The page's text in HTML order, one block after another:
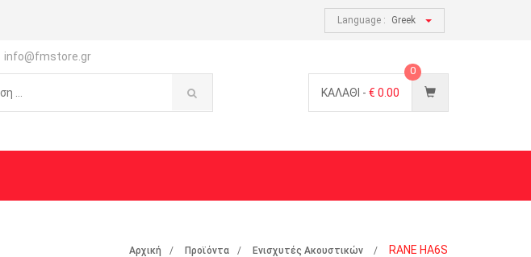
Language : Greek
info@fmstore.gr
ΚΑΛΑΘΙ - € 0.00
0
Αρχική Προϊόντα Ενισχυτές Ακουστικών RANE HA6S